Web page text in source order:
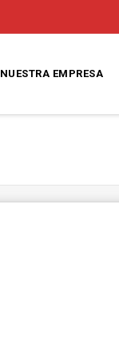
NUESTRA EMPRESA